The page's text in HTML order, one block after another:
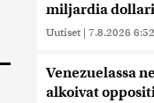
miljardia
Uutiset | 7.8.2026 6:52
Venezuelassa
alkoivat